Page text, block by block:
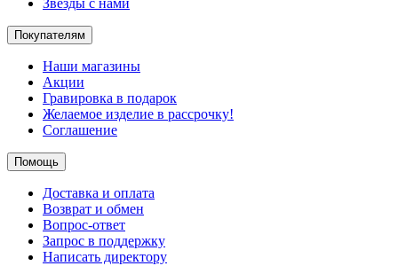
Звезды с нами
Покупателям
Наши магазины
Акции
Гравировка в подарок
Желаемое изделие в рассрочку!
Соглашение
Помощь
Доставка и оплата
Возврат и обмен
Вопрос-ответ
Запрос в поддержку
Написать директору